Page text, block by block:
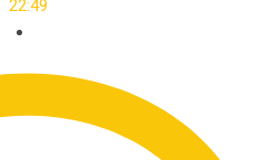
22:49